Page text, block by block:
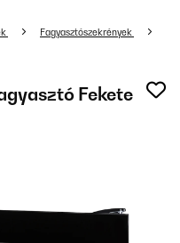
Fagyasztószekrények
Fekete